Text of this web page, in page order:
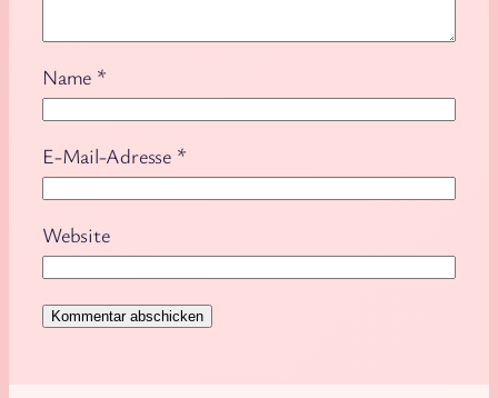
Name *
E-Mail-Adresse *
Website